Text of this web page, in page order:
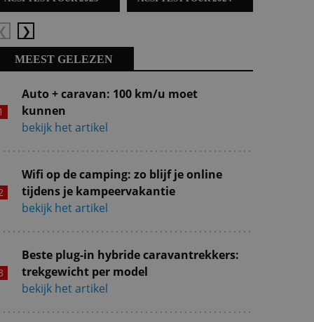
Volgende
MEEST GELEZEN
Auto + caravan: 100 km/u moet
kunnen
bekijk het artikel
Wifi op de camping: zo blijf je online
tijdens je kampeervakantie
bekijk het artikel
Beste plug-in hybride caravantrekkers:
trekgewicht per model
bekijk het artikel